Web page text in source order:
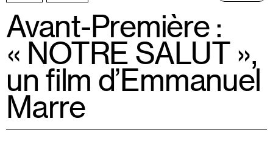
Avant-Première :
« NOTRE SALUT »,
un film d’Emmanuel
Marre